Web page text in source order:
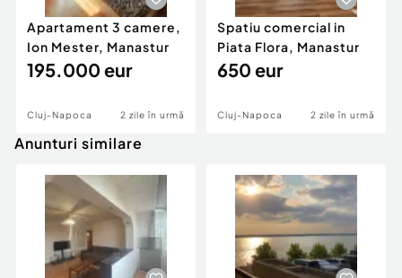
Apartament 3 camere,
Ion Mester, Manastur
195.000 eur
Cluj-Napoca 2 zile în urmă
Spatiu comercial in
Piata Flora, Manastur
650 eur
Cluj-Napoca 2 zile în urmă
Anunturi similare